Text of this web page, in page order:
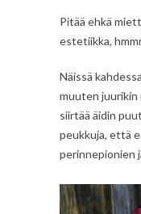
Pitää ehkä
estetiikka,
Näissä
muuten juurikin
siirtää äidin
peukkuja, että
perinnepionien